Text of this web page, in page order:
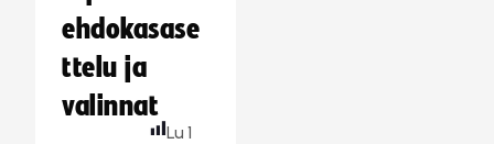
ehdokasase
ttelu ja
valinnat
Lu 1